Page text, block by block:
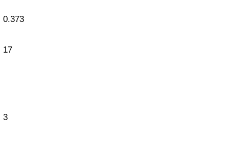
0.373
17
3